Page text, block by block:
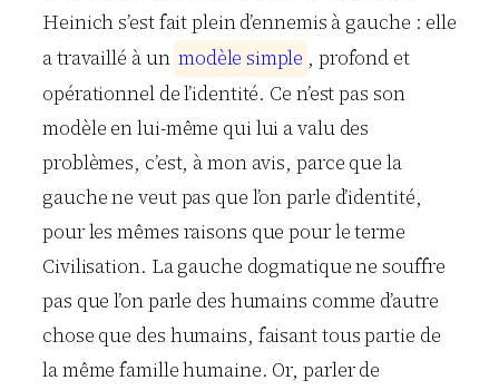
Heinich s’est fait plein d’ennemis à gauche : elle
a travaillé à un modèle simple , profond et
opérationnel de l’identité. Ce n’est pas son
modèle en lui-même qui lui a valu des
problèmes, c’est, à mon avis, parce que la
gauche ne veut pas que l’on parle d’identité,
pour les mêmes raisons que pour le terme
Civilisation. La gauche dogmatique ne souffre
pas que l’on parle des humains comme d’autre
chose que des humains, faisant tous partie de
la même famille humaine. Or, parler de